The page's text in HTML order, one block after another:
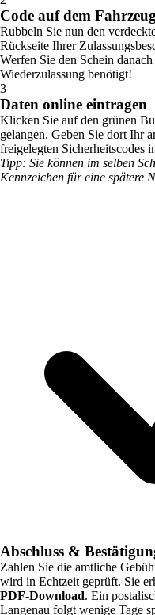
Code auf dem
Rubbeln Sie nun den
Rückseite Ihrer
Werfen Sie den Schein
Wiederzulassung benötigt!
3
Daten online eintragen
Klicken Sie auf den grünen
gelangen. Geben Sie dort Ihr
freigelegten Sicherheitscodes
Tipp: Sie können im selben
Kennzeichen für eine spätere
Abschluss &
Zahlen Sie die amtliche
wird in Echtzeit geprüft. Sie
PDF-Download. Ein
Langenau folgt wenige Tage